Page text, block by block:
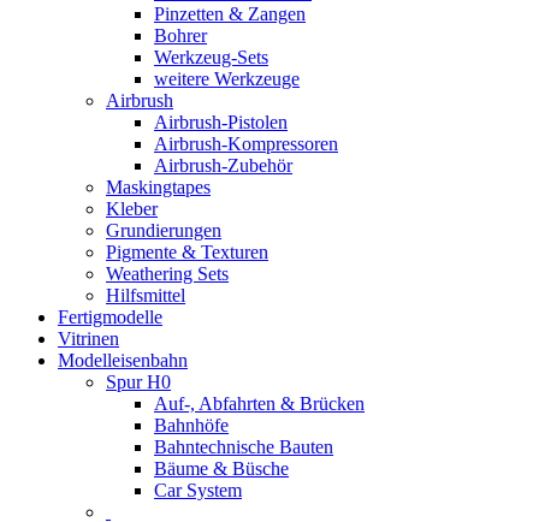
Pinzetten & Zangen
Bohrer
Werkzeug-Sets
weitere Werkzeuge
Airbrush
Airbrush-Pistolen
Airbrush-Kompressoren
Airbrush-Zubehör
Maskingtapes
Kleber
Grundierungen
Pigmente & Texturen
Weathering Sets
Hilfsmittel
Fertigmodelle
Vitrinen
Modelleisenbahn
Spur H0
Auf-, Abfahrten & Brücken
Bahnhöfe
Bahntechnische Bauten
Bäume & Büsche
Car System